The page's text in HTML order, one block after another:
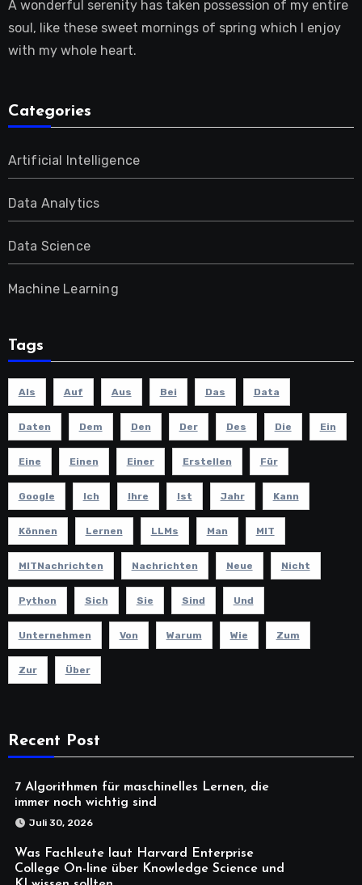
A wonderful serenity has taken possession of my entire
soul, like these sweet mornings of spring which I enjoy
with my whole heart.
Categories
Artificial Intelligence
Data Analytics
Data Science
Machine Learning
Tags
Als Auf Aus Bei Das Data
Daten Dem Den Der Des Die Ein
Eine Einen Einer Erstellen Für
Google Ich Ihre Ist Jahr Kann
Können Lernen LLMs Man MIT
MITNachrichten Nachrichten Neue Nicht
Python Sich Sie Sind Und
Unternehmen Von Warum Wie Zum
Zur Über
Recent Post
7 Algorithmen für maschinelles Lernen, die
immer noch wichtig sind
Juli 30, 2026
Was Fachleute laut Harvard Enterprise
College On-line über Knowledge Science und